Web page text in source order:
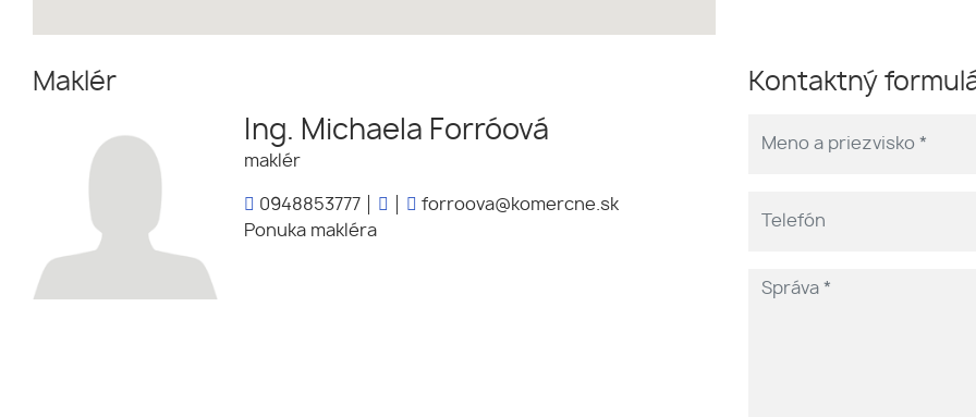
Maklér
Ing. Michaela Forróová
maklér
0948853777
forroova@komercne.sk
Ponuka makléra
Kontaktný